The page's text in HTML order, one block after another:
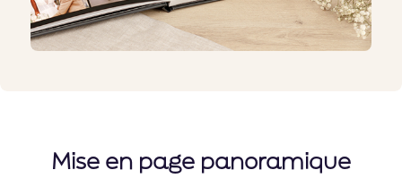
Mise en page panoramique